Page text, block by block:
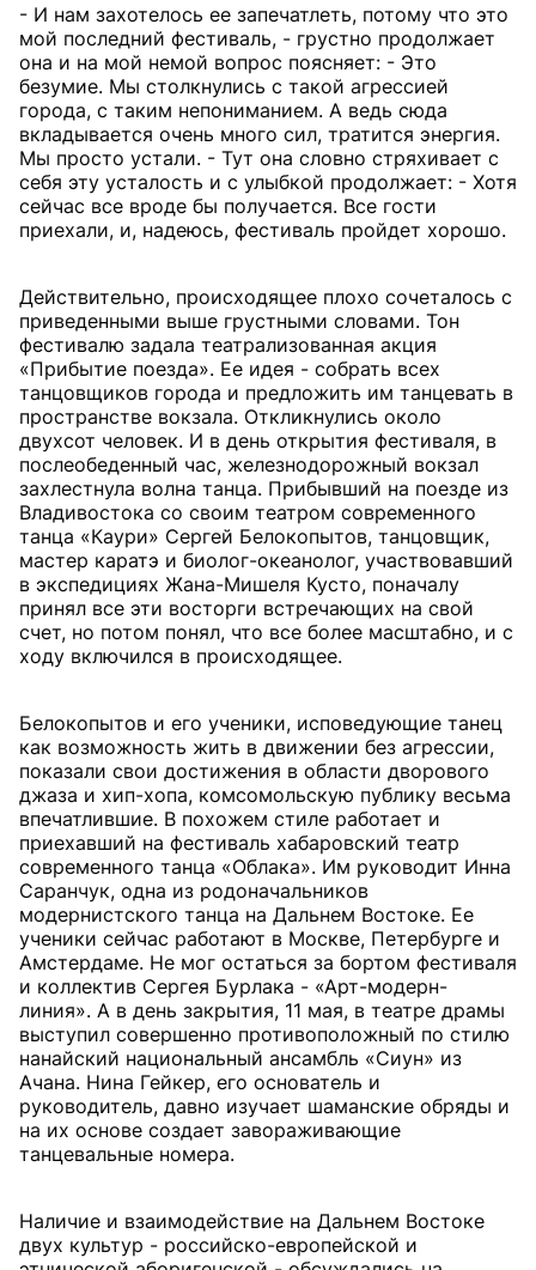
- И нам захотелось ее запечатлеть, потому что это
мой последний фестиваль, - грустно продолжает
она и на мой немой вопрос поясняет: - Это
безумие. Мы столкнулись с такой агрессией
города, с таким непониманием. А ведь сюда
вкладывается очень много сил, тратится энергия.
Мы просто устали. - Тут она словно стряхивает с
себя эту усталость и с улыбкой продолжает: - Хотя
сейчас все вроде бы получается. Все гости
приехали, и, надеюсь, фестиваль пройдет хорошо.
Действительно, происходящее плохо сочеталось с
приведенными выше грустными словами. Тон
фестивалю задала театрализованная акция
«Прибытие поезда». Ее идея - собрать всех
танцовщиков города и предложить им танцевать в
пространстве вокзала. Откликнулись около
двухсот человек. И в день открытия фестиваля, в
послеобеденный час, железнодорожный вокзал
захлестнула волна танца. Прибывший на поезде из
Владивостока со своим театром современного
танца «Каури» Сергей Белокопытов, танцовщик,
мастер каратэ и биолог-океанолог, участвовавший
в экспедициях Жана-Мишеля Кусто, поначалу
принял все эти восторги встречающих на свой
счет, но потом понял, что все более масштабно, и с
ходу включился в происходящее.
Белокопытов и его ученики, исповедующие танец
как возможность жить в движении без агрессии,
показали свои достижения в области дворового
джаза и хип-хопа, комсомольскую публику весьма
впечатлившие. В похожем стиле работает и
приехавший на фестиваль хабаровский театр
современного танца «Облака». Им руководит Инна
Саранчук, одна из родоначальников
модернистского танца на Дальнем Востоке. Ее
ученики сейчас работают в Москве, Петербурге и
Амстердаме. Не мог остаться за бортом фестиваля
и коллектив Сергея Бурлака - «Арт-модерн-
линия». А в день закрытия, 11 мая, в театре драмы
выступил совершенно противоположный по стилю
нанайский национальный ансамбль «Сиун» из
Ачана. Нина Гейкер, его основатель и
руководитель, давно изучает шаманские обряды и
на их основе создает завораживающие
танцевальные номера.
Наличие и взаимодействие на Дальнем Востоке
двух культур - российско-европейской и